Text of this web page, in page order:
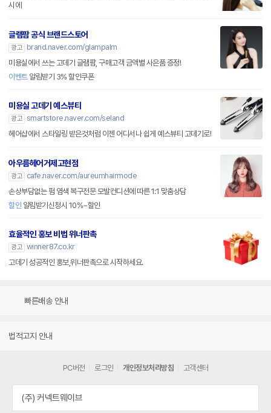
시에
글램팜 공식 브랜드스토어
광고
brand.naver.com/glampalm
미용실에서 쓰는 고데기 글램팜, 구매고객 금액별 사은품 증정!
이벤트알림받기 3% 할인쿠폰
미용실 고데기 예스뷰티
광고 smartstore.naver.com/seland
헤어샵에서 스타일링 받은것처럼 이젠 어디서나 쉽게 예스뷰티 고데기로!
아우름헤어거제고현점
광고
cafe.naver.com/aureumhairmode
손상부담없는 펌 염색 복구전문 모발컨디션에 따른 1:1 맞춤상담
할인 알림받기신청시 10%~할인
효율적인 홍보 비법 위너판촉
광고 winner87.co.kr
고데기 성공적인 홍보,위너판촉으로 시작하세요.
빠른배송 안내
법적고지 안내
PC버전 로그인 개인정보처리방침 고객센터
(주) 커넥트웨이브